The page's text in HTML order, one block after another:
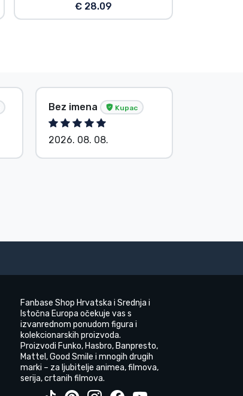
€ 28.09
Bez imena Kupac
2026. 08. 08.
Fanbase Shop Hrvatska i Srednja i
Istočna Europa očekuje vas s
izvanrednom ponudom figura i
kolekcionarskih proizvoda.
Proizvodi Funko, Hasbro, Banpresto,
Mattel, Good Smile i mnogih drugih
marki – za ljubitelje animea, filmova,
serija, crtanih filmova.